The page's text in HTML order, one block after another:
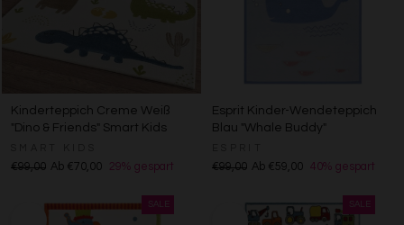
Kinderteppich Creme Weiß
"Dino & Friends" Smart Kids
€99,00 Ab €70,00 29% gespart
Esprit Kinder-Wendeteppich
Blau "Whale Buddy"
€99,00 Ab €59,00 40% gespart